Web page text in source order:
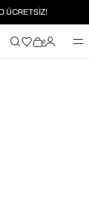
ÜCRETSİZ!
%5 İNDİRİM
0